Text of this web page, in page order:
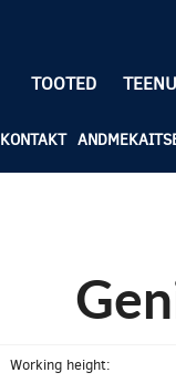
TOOTED
KONTAKT
Working height: